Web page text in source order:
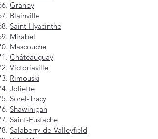
Granby
Blainville
Saint-Hyacinthe
Mirabel
Mascouche
Châteauguay
Victoriaville
Rimouski
Joliette
Sorel-Tracy
Shawinigan
Saint-Eustache
Salaberry-de-Valleyfield